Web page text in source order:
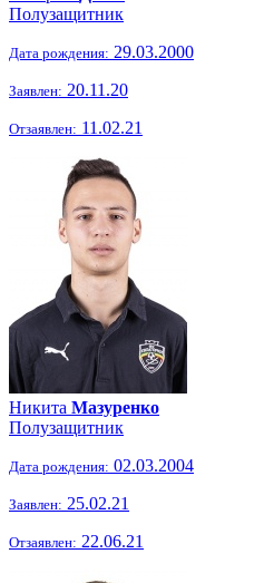
Полузащитник
Дата рождения: 29.03.2000
Заявлен: 20.11.20
Отзаявлен: 11.02.21
Никита Мазуренко
Полузащитник
Дата рождения: 02.03.2004
Заявлен: 25.02.21
Отзаявлен: 22.06.21